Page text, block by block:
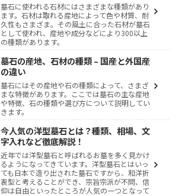
墓石に使われる石材にはさまざまな種類があり
ます。石材は取れる産地によって色や材質、耐
久性もさまざま。その風土に合った石材が墓石
として使われ、産地や成分などにより300以上
の種類があります。
墓石の産地、石材の種類 – 国産と外国産
の違い
墓石にはその産地や石の種類によって、さまざ
まな特徴があります。ここでは墓石の主な産地
や特徴、石の種類や選び方について説明してい
きます。
今人気の洋型墓石とは？種類、相場、文
字入れなど徹底解説！
近年では洋型墓石と呼ばれるお墓を多く見かけ
るようになってきています。洋型墓石とはいっ
ても日本で造り出された墓石ですから、和洋折
衷型と考えることができ、宗旨宗派が不問、信
仰は自由といったところが人気の一つとなって